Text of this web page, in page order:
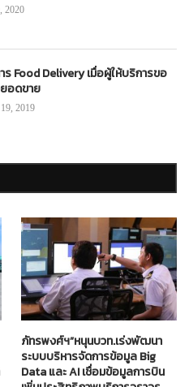
2020
ร Food Delivery เมื่อผู้ให้บริการขอ
อดขาย
2019
ภัทรพงศ์ฯ”หนุนบวท.เร่งพัฒนา
ระบบบริหารจัดการข้อมูล Big
Data และ AI เชื่อมข้อมูลการบิน